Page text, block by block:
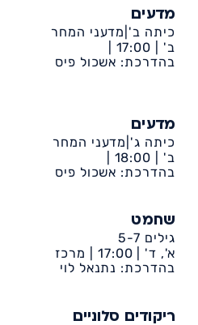
מדעים
כיתה ב'|מדעני המחר
ב' | 17:00 |
דיונה-אשכול פיס
בהדרכת: אשכול פיס
מדעים
כיתה ג'|מדעני המחר
ב' | 18:00 |
דיונה-אשכול פיס
בהדרכת: אשכול פיס
שחמט
גילים 5-7
א', ד' | 17:00 |
מרכז
קהילתי דיונה
בהדרכת: נתנאל לוי
ריקודים סלוניים